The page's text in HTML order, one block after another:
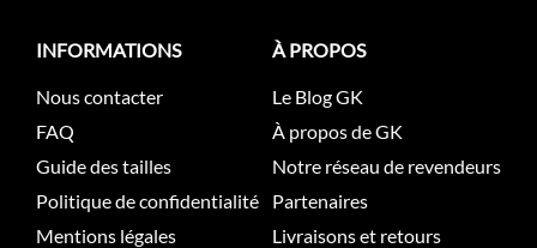
INFORMATIONS
Nous contacter
FAQ
Guide des tailles
Politique de confidentialité
Mentions légales
À PROPOS
Le Blog GK
À propos de GK
Notre réseau de revendeurs
Partenaires
Livraisons et retours